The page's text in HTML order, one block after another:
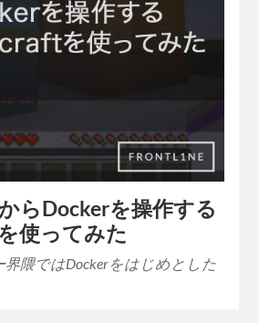
らDockerを操作する
使ってみた
界隈ではDockerをはじめとした